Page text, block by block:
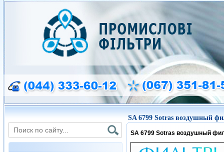
SA 6799 Sotras воздушный
SA 6799 Sotras воздушный